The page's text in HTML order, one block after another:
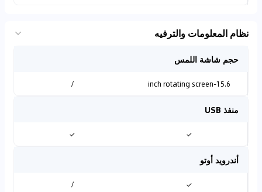
نظام المعلومات والترفيه
حجم شاشة اللمس
15.6-inch rotating screen
/
منفذ USB
✓
✓
أندرويد أوتو
✓
/